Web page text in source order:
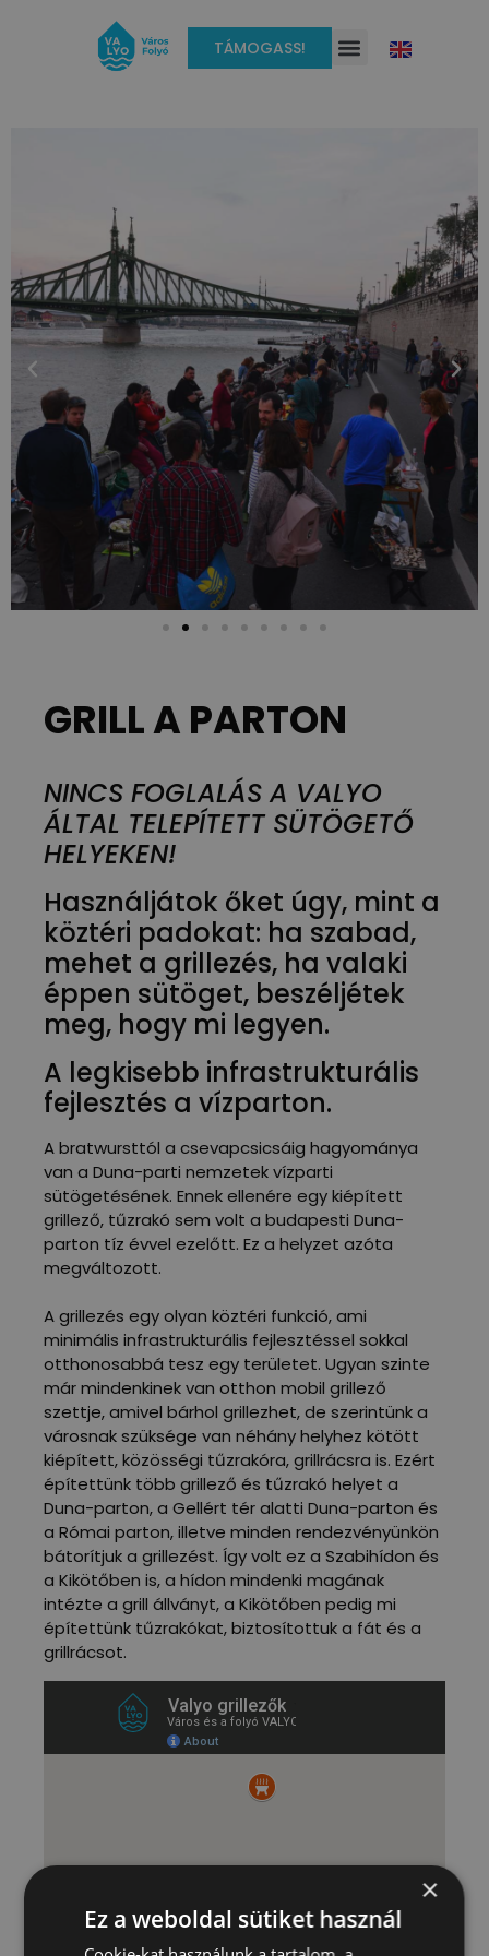
TÁMOGASS!
GRILL A PARTON
NINCS FOGLALÁS A VALYO
ÁLTAL TELEPÍTETT SÜTÖGETŐ
HELYEKEN!
Használjátok őket úgy, mint a
köztéri padokat: ha szabad,
mehet a grillezés, ha valaki
éppen sütöget, beszéljétek
meg, hogy mi legyen.
A legkisebb infrastrukturális
fejlesztés a vízparton.
A bratwursttól a csevapcsicsáig hagyománya
van a Duna-parti nemzetek vízparti
sütögetésének. Ennek ellenére egy kiépített
grillező, tűzrakó sem volt a budapesti Duna-
parton tíz évvel ezelőtt. Ez a helyzet azóta
megváltozott.
A grillezés egy olyan köztéri funkció, ami
minimális infrastrukturális fejlesztéssel sokkal
otthonosabbá tesz egy területet. Ugyan szinte
már mindenkinek van otthon mobil grillező
szettje, amivel bárhol grillezhet, de szerintünk a
városnak szüksége van néhány helyhez kötött
kiépített, közösségi tűzrakóra, grillrácsra is. Ezért
építettünk több grillező és tűzrakó helyet a
Duna-parton, a Gellért tér alatti Duna-parton és
a Római parton, illetve minden rendezvényünkön
bátorítjuk a grillezést. Így volt ez a Szabihídon és
a Kikötőben is, a hídon mindenki magának
intézte a grill állványt, a Kikötőben pedig mi
építettünk tűzrakókat, biztosítottuk a fát és a
grillrácsot.
×
Ez a weboldal sütiket használ